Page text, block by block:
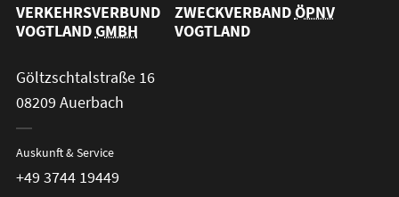
VERKEHRSVERBUND
VOGTLANDGMBH
ZWECKVERBANDÖPNV
VOGTLAND
Göltzschtalstraße 16
08209 Auerbach
Auskunft & Service
+49 3744 19449